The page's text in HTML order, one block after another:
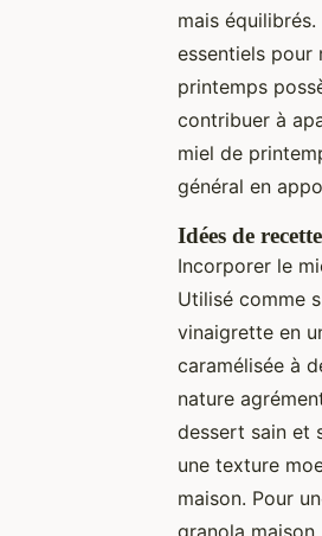
mais
essentiels pour
printemps
contribuer à
miel de
général en
Idées de
Incorporer le
Utilisé comme
vinaigrette en
caramélisée à
nature
dessert sain et
une texture
maison. Pour